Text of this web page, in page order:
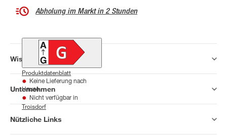
Produktdatenblatt
Keine Lieferung nach
Hause
Nicht verfügbar in
Troisdorf
Abholung im Markt in 2 Stunden
Wissen & Service
Unternehmen
Nützliche Links